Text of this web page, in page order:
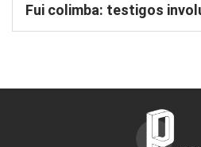
Fui colimba: testigos